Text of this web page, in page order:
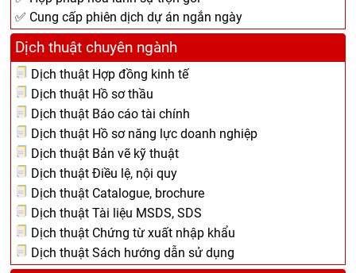
✅ Cung cấp phiên dịch dự án ngắn ngày
Dịch thuật chuyên ngành
Dịch thuật Hợp đồng kinh tế
Dịch thuật Hồ sơ thầu
Dịch thuật Báo cáo tài chính
Dịch thuật Hồ sơ năng lực doanh nghiệp
Dịch thuật Bản vẽ kỹ thuật
Dịch thuật Điều lệ, nội quy
Dịch thuật Catalogue, brochure
Dịch thuật Tài liệu MSDS, SDS
Dịch thuật Chứng từ xuất nhập khẩu
Dịch thuật Sách hướng dẫn sử dụng